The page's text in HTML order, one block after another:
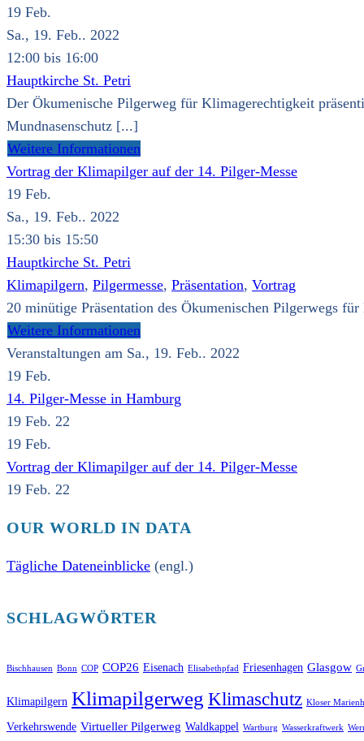
19 Feb.
Sa., 19. Feb.. 2022
12:00 bis 16:00
Hauptkirche St. Petri
Der Ökumenische Pilgerweg für Klimagerechtigkeit
Mundnasenschutz [...]
Weitere Informationen
Vortrag der Klimapilger auf der 14. Pilger-Messe
19 Feb.
Sa., 19. Feb.. 2022
15:30 bis 15:50
Hauptkirche St. Petri
Klimapilgern, Pilgermesse, Präsentation, Vortrag
20 minütige Präsentation des Ökumenischen Pilgerwegs
Weitere Informationen
Veranstaltungen am Sa., 19. Feb.. 2022
19 Feb.
14. Pilger-Messe in Hamburg
19 Feb. 22
19 Feb.
Vortrag der Klimapilger auf der 14. Pilger-Messe
19 Feb. 22
OUR WORLD IN DATA
Tägliche Dateneinblicke (engl.)
SCHLAGWÖRTER
Bischhausen Bonn COP COP26 Eisenach Elisabethpfad Friesenhagen Glasgow
Klimapilgern Klimapilgerweg Klimaschutz Kloser
Verkehrswende Virtueller Pilgerweg Waldkappel Wartburg Wasserkraftwerk